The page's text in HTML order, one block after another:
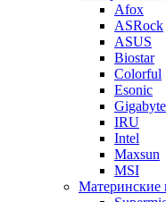
Afox
ASRock
ASUS
Biostar
Colorful
Esonic
Gigabyte
IRU
Intel
Maxsun
MSI
Материнские